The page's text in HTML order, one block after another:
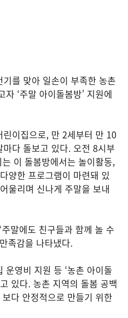
를 맞아 일손이 부족한 농촌
‘주말 아이돌봄방’ 지원에
이집으로, 만 2세부터 만 10
다 돌보고 있다. 오전 8시부
이 돌봄방에서는 놀이활동,
양한 프로그램이 마련돼 있
울리며 신나게 주말을 보내
말에도 친구들과 함께 놀 수
족감을 나타냈다.
운영비 지원 등 ‘농촌 아이돌
있다. 농촌 지역의 돌봄 공백
다 안정적으로 만들기 위한